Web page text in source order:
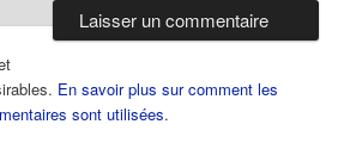
En savoir plus sur comment les
sont utilisées.